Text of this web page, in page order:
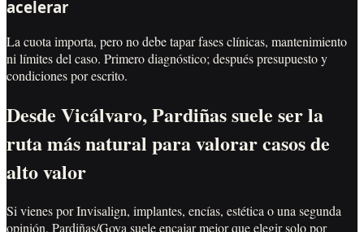
acelerar
La cuota importa, pero no debe tapar fases clínicas, mantenimiento
ni límites del caso. Primero diagnóstico; después presupuesto y
condiciones por escrito.
Desde Vicálvaro, Pardiñas suele ser la
ruta más natural para valorar casos de
alto valor
Si vienes por Invisalign, implantes, encías, estética o una segunda
opinión, Pardiñas/Goya suele encajar mejor que elegir solo por